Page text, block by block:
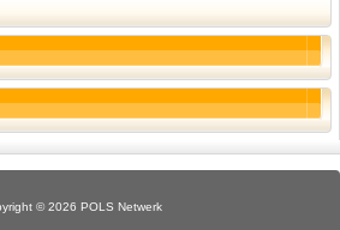
© 2026 POLS Netwerk